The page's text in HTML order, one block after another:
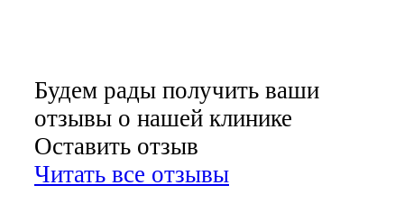
Будем рады получить ваши
отзывы о нашей клинике
Оставить отзыв
Читать все отзывы